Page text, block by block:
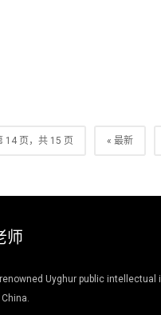
14 页，共 15 页 « 最新
师
Uyghur public intellectual